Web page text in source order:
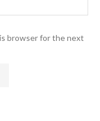
browser for the next